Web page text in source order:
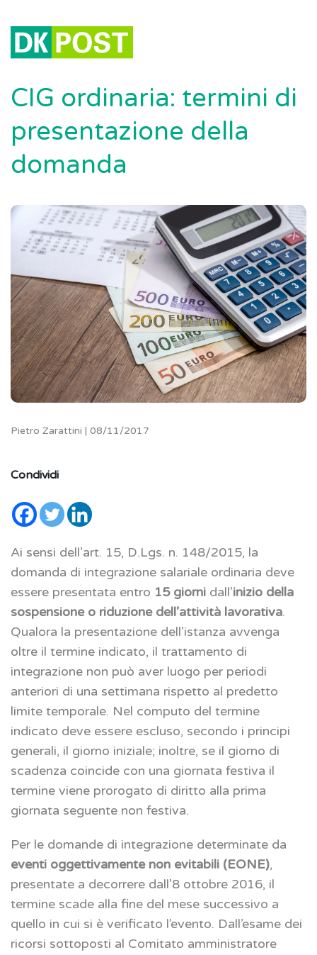
CIG ordinaria: termini di
presentazione della
domanda
Pietro Zarattini | 08/11/2017
Condividi
Ai sensi dell’art. 15, D.Lgs. n. 148/2015, la
domanda di integrazione salariale ordinaria deve
essere presentata entro 15 giorni dall’inizio della
sospensione o riduzione dell’attività lavorativa.
Qualora la presentazione dell’istanza avvenga
oltre il termine indicato, il trattamento di
integrazione non può aver luogo per periodi
anteriori di una settimana rispetto al predetto
limite temporale. Nel computo del termine
indicato deve essere escluso, secondo i principi
generali, il giorno iniziale; inoltre, se il giorno di
scadenza coincide con una giornata festiva il
termine viene prorogato di diritto alla prima
giornata seguente non festiva.
Per le domande di integrazione determinate da
eventi oggettivamente non evitabili (EONE),
presentate a decorrere dall’8 ottobre 2016, il
termine scade alla fine del mese successivo a
quello in cui si è verificato l’evento. Dall’esame dei
ricorsi sottoposti al Comitato amministratore